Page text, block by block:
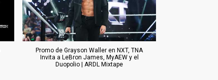
Promo de Grayson Waller en NXT, TNA
Invita a LeBron James, MyAEW y el
Duopolio | ARDL Mixtape